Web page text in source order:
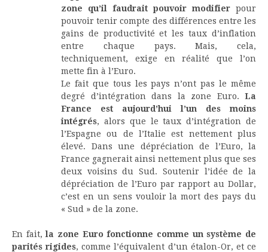
zone qu’il faudrait pouvoir modifier pour
pouvoir tenir compte des différences entre les
gains de productivité et les taux d’inflation
entre chaque pays. Mais, cela,
techniquement, exige en réalité que l’on
mette fin à l’Euro.
Le fait que tous les pays n’ont pas le même
degré d’intégration dans la zone Euro. La
France est aujourd’hui l’un des moins
intégrés, alors que le taux d’intégration de
l’Espagne ou de l’Italie est nettement plus
élevé. Dans une dépréciation de l’Euro, la
France gagnerait ainsi nettement plus que ses
deux voisins du Sud. Soutenir l’idée de la
dépréciation de l’Euro par rapport au Dollar,
c’est en un sens vouloir la mort des pays du
« Sud » de la zone.
En fait,la zone Euro fonctionne comme un système de
parités rigides, comme l’équivalent d’un étalon-Or, et ce